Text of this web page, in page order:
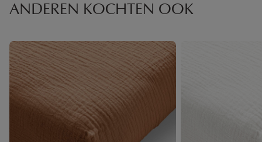
ANDEREN KOCHTEN OOK